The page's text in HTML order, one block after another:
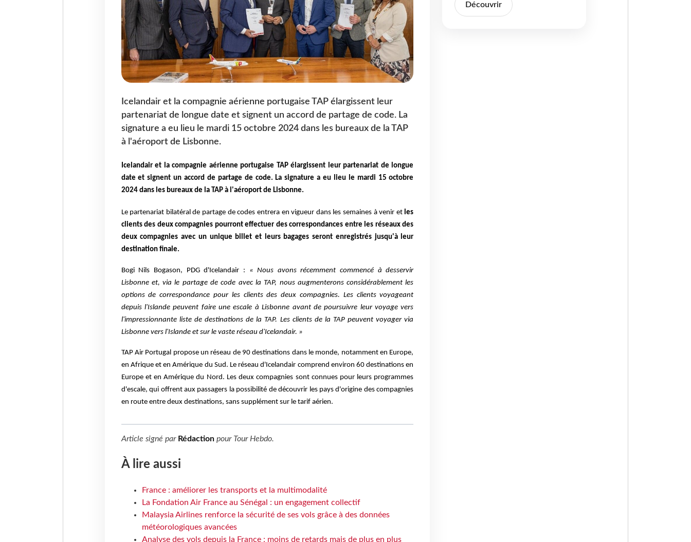
Icelandair et la compagnie aérienne portugaise TAP élargissent leur
partenariat de longue date et signent un accord de partage de code. La
signature a eu lieu le mardi 15 octobre 2024 dans les bureaux de la TAP
à l'aéroport de Lisbonne.
Icelandair et la compagnie aérienne portugaise TAP élargissent leur partenariat de longue
date et signent un accord de partage de code. La signature a eu lieu le mardi 15 octobre
2024 dans les bureaux de la TAP à l'aéroport de Lisbonne.
Le partenariat bilatéral de partage de codes entrera en vigueur dans les semaines à venir etles
clients des deux compagnies pourront effectuer des correspondances entre les réseaux des
deux compagnies avec un unique billet et leurs bagages seront enregistrés jusqu'à leur
destination finale.
Bogi Nils Bogason, PDG d'Icelandair : « Nous avons récemment commencé à desservir
Lisbonne et, via le partage de code avec la TAP, nous augmenterons considérablement les
options de correspondance pour les clients des deux compagnies. Les clients voyageant
depuis l'Islande peuvent faire une escale à Lisbonne avant de poursuivre leur voyage vers
l'impressionnante liste de destinations de la TAP. Les clients de la TAP peuvent voyager via
Lisbonne vers l'Islande et sur le vaste réseau d'Icelandair. »
TAP Air Portugal propose un réseau de 90 destinations dans le monde, notamment en Europe,
en Afrique et en Amérique du Sud. Le réseau d'Icelandair comprend environ 60 destinations en
Europe et en Amérique du Nord. Les deux compagnies sont connues pour leurs programmes
d'escale, qui offrent aux passagers la possibilité de découvrir les pays d'origine des compagnies
en route entre deux destinations, sans supplément sur le tarif aérien.
Article signé par Rédactionpour Tour Hebdo.
À lire aussi
France : améliorer les transports et la multimodalité
La Fondation Air France au Sénégal : un engagement collectif
Malaysia Airlines renforce la sécurité de ses vols grâce à des données
météorologiques avancées
Analyse des vols depuis la France : moins de retards mais de plus en plus
Découvrir